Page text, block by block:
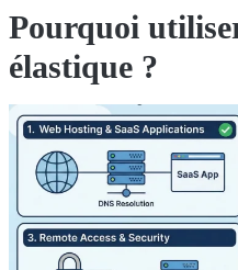
Pourquoi
élastique ?